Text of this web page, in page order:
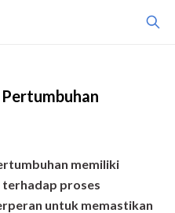
memiliki
terhadap proses
untuk memastikan